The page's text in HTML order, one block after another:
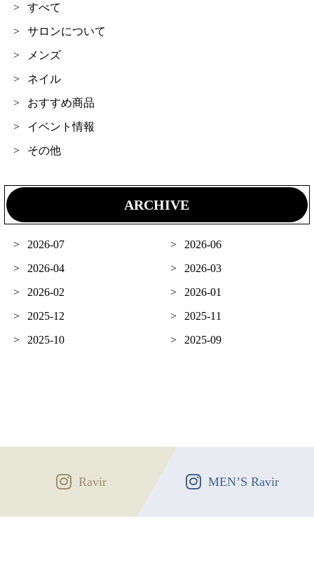
すべて
サロンについて
メンズ
ネイル
おすすめ商品
イベント情報
その他
ARCHIVE
2026-07
2026-06
2026-04
2026-03
2026-02
2026-01
2025-12
2025-11
2025-10
2025-09
Ravir MEN’S Ravir